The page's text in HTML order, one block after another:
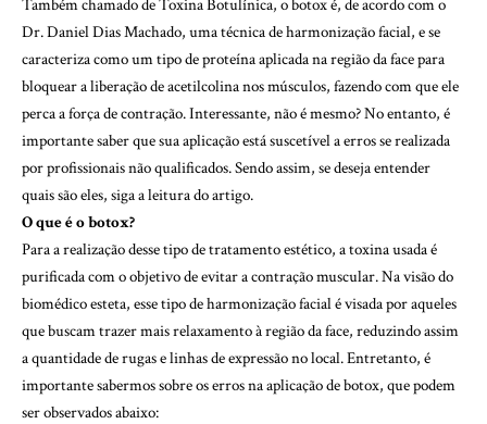
Também chamado de Toxina Botulínica, o botox é, de acordo com o
Dr. Daniel Dias Machado, uma técnica de harmonização facial, e se
caracteriza como um tipo de proteína aplicada na região da face para
bloquear a liberação de acetilcolina nos músculos, fazendo com que ele
perca a força de contração. Interessante, não é mesmo? No entanto, é
importante saber que sua aplicação está suscetível a erros se realizada
por profissionais não qualificados. Sendo assim, se deseja entender
quais são eles, siga a leitura do artigo.
O que é o botox?
Para a realização desse tipo de tratamento estético, a toxina usada é
purificada com o objetivo de evitar a contração muscular. Na visão do
biomédico esteta, esse tipo de harmonização facial é visada por aqueles
que buscam trazer mais relaxamento à região da face, reduzindo assim
a quantidade de rugas e linhas de expressão no local. Entretanto, é
importante sabermos sobre os erros na aplicação de botox, que podem
ser observados abaixo: